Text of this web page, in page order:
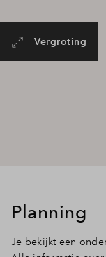
Vergroting
Planning
Je bekijkt een